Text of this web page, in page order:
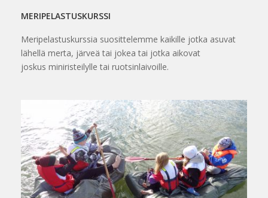
MERIPELASTUSKURSSI
Meripelastuskurssia suosittelemme kaikille jotka asuvat
lähellä merta, järveä tai jokea tai jotka aikovat
joskus miniristeilylle tai ruotsinlaivoille.